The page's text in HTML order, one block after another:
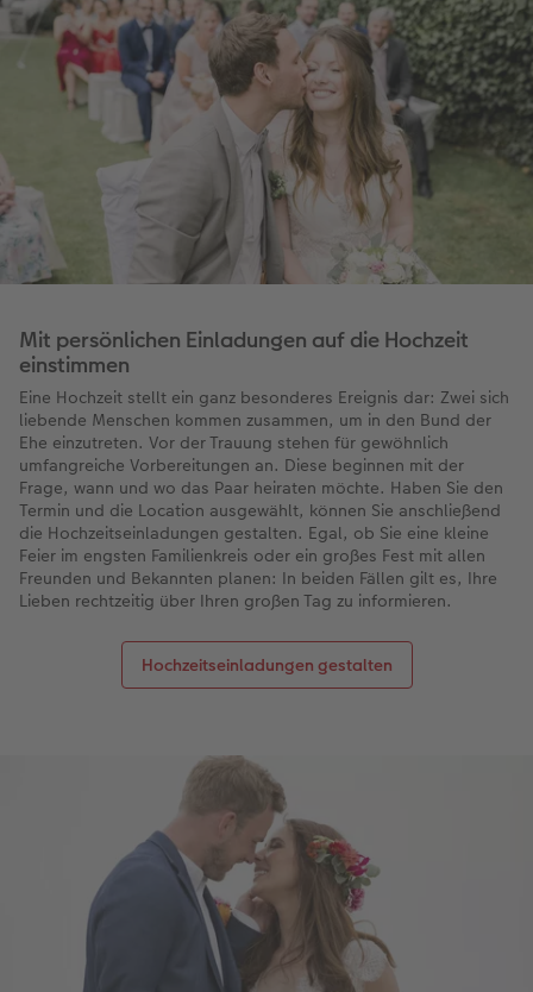
Mit persönlichen Einladungen auf die Hochzeit
einstimmen
Eine Hochzeit stellt ein ganz besonderes Ereignis dar: Zwei sich
liebende Menschen kommen zusammen, um in den Bund der
Ehe einzutreten. Vor der Trauung stehen für gewöhnlich
umfangreiche Vorbereitungen an. Diese beginnen mit der
Frage, wann und wo das Paar heiraten möchte. Haben Sie den
Termin und die Location ausgewählt, können Sie anschließend
die Hochzeitseinladungen gestalten. Egal, ob Sie eine kleine
Feier im engsten Familienkreis oder ein großes Fest mit allen
Freunden und Bekannten planen: In beiden Fällen gilt es, Ihre
Lieben rechtzeitig über Ihren großen Tag zu informieren.
Hochzeitseinladungen gestalten